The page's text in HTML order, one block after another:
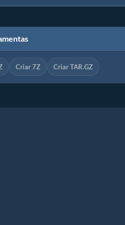
Criar 7Z Criar TAR.GZ